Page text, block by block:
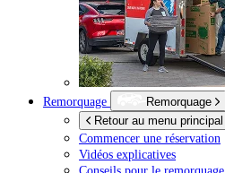
Remorquage
Remorquage
Retour au menu principal
Commencer une réservation
Vidéos explicatives